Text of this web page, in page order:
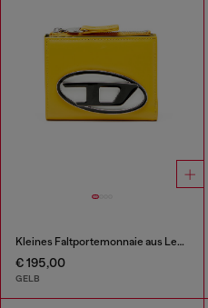
Kleines Faltportemonnaie aus Leder
€ 195,00
GELB